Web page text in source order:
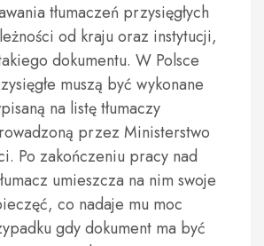
tłumaczeń przysięgłych
od kraju oraz instytucji,
dokumentu. W Polsce
muszą być wykonane
na listę tłumaczy
przez Ministerstwo
Po zakończeniu pracy nad
umieszcza na nim swoje
co nadaje mu moc
gdy dokument ma być